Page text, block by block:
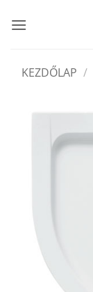
KEZDŐLAP /